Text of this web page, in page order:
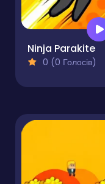
Ninja Parakite
0 (0 Голосів)